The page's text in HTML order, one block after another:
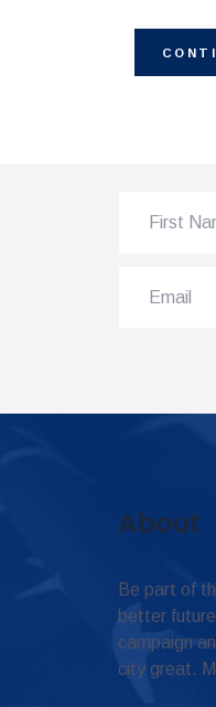
About
Be part of
better
campaign
city great.